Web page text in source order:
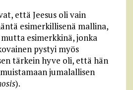
että Jeesus oli vain
esimerkillisenä mallina,
esimerkkinä, jonka
pystyi myös
tärkein hyve oli, että hän
jumalallisen
).